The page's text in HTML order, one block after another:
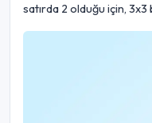
satırda 2 olduğu için,